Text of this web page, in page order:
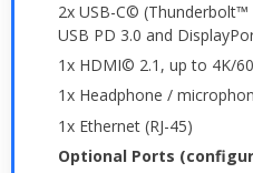
2x USB-C©
USB PD 3.0 and
1x HDMI© 2.1, up to 4K/
1x Headphone /
1x Ethernet (RJ-45)
Optional Ports